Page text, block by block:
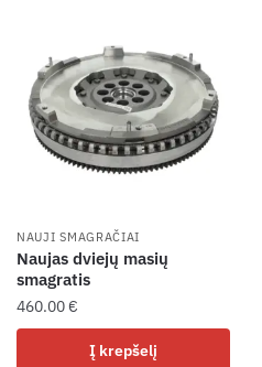
NAUJI SMAGRAČIAI
Naujas dviejų masių
smagratis
460.00€
Į krepšelį